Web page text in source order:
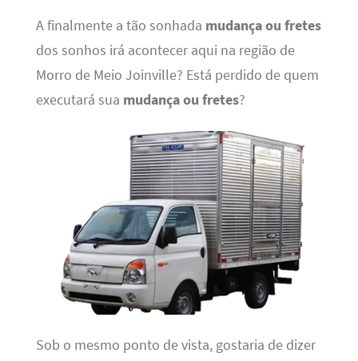
A finalmente a tão sonhada mudança ou fretes
dos sonhos irá acontecer aqui na região de
Morro de Meio Joinville? Está perdido de quem
executará sua mudança ou fretes?
Sob o mesmo ponto de vista, gostaria de dizer